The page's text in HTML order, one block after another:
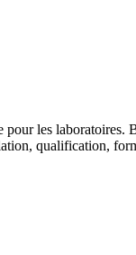
les
qualification,